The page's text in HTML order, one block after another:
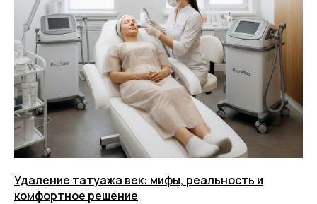
Удаление татуажа век: мифы, реальность и
комфортное решение